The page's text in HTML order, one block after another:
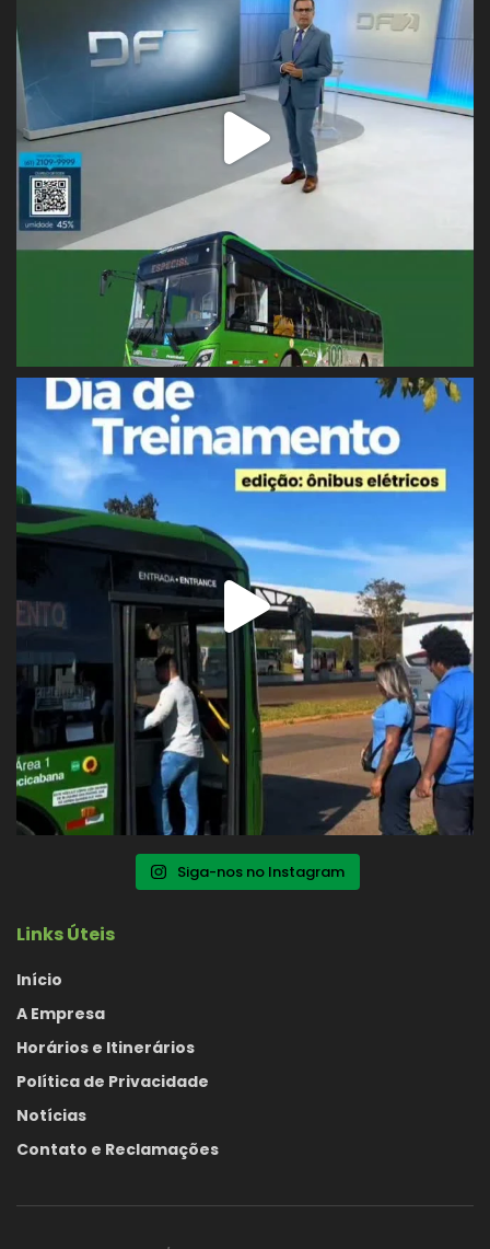
Siga-nos no Instagram
Links Úteis
Início
A Empresa
Horários e Itinerários
Política de Privacidade
Notícias
Contato e Reclamações